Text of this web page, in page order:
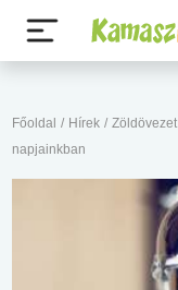
Főoldal / Hírek / Zöldövezet
napjainkban